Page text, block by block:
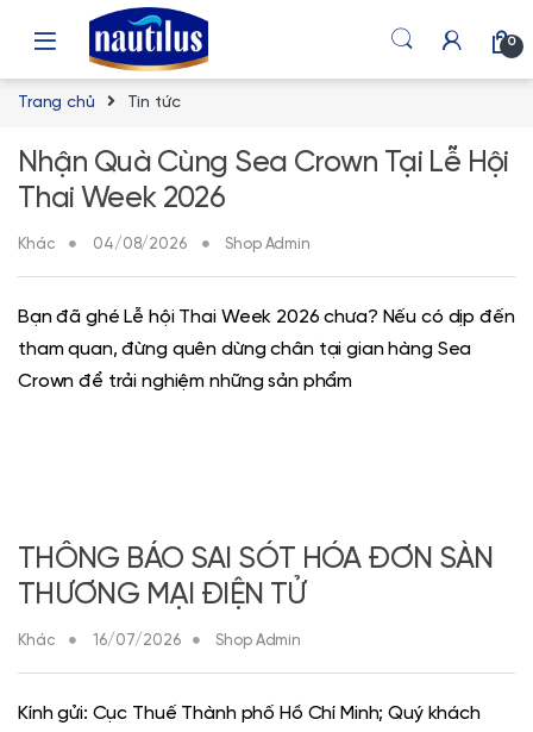
Skip to navigation
Skip to content
0
Trang chủ Tin tức
Nhận Quà Cùng Sea Crown Tại Lễ Hội
Thai Week 2026
Khác 04/08/2026 Shop Admin
Bạn đã ghé Lễ hội Thai Week 2026 chưa? Nếu có dịp đến
tham quan, đừng quên dừng chân tại gian hàng Sea
Crown để trải nghiệm những sản phẩm
THÔNG BÁO SAI SÓT HÓA ĐƠN SÀN
THƯƠNG MẠI ĐIỆN TỬ
Khác 16/07/2026 Shop Admin
Kính gửi: Cục Thuế Thành phố Hồ Chí Minh; Quý khách